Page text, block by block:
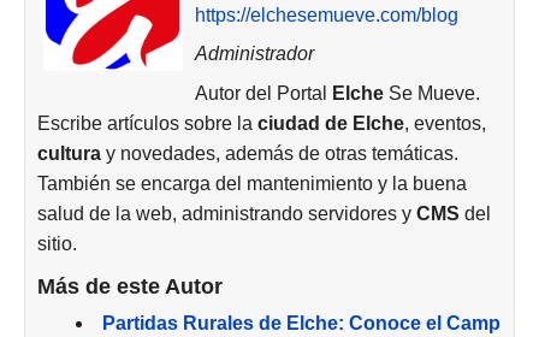
https://elchesemueve.com/blog
Administrador
Autor del Portal
ElcheSe Mueve.
Escribe artículos sobre la ciudad de Elche, eventos,
cultura y novedades, además de otras temáticas.
También se encarga del mantenimiento y la buena
salud de la web, administrando servidores y CMS del
sitio.
Más de este Autor
Partidas Rurales de Elche: Conoce el Camp